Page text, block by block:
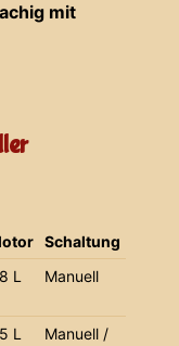
mit
Schaltung
L Manuell
L
Manuell /